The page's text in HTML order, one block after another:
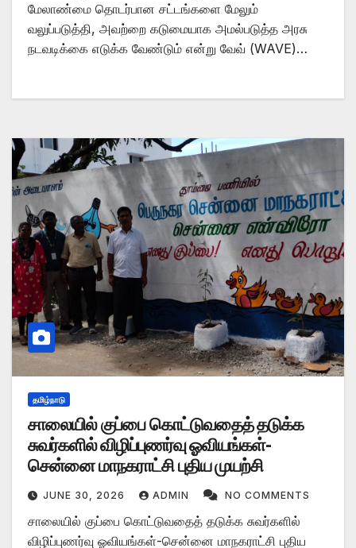
மேலாண்மை தொடர்பான சட்டங்களை மேலும்
வலுப்படுத்தி, அவற்றை கடுமையாக அமல்படுத்த அரசு
நடவடிக்கை எடுக்க வேண்டும் என்று வேவ் (WAVE)…
தமிழ்நாடு
சாலையில் குப்பை கொட்டுவதைத் தடுக்க
சுவர்களில் விழிப்புணர்வு ஓவியங்கள்-
சென்னை மாநகராட்சி புதிய முயற்சி
JUNE 30, 2026 ADMIN NO COMMENTS
சாலையில் குப்பை கொட்டுவதைத் தடுக்க சுவர்களில்
விழிப்புணர்வு ஓவியங்கள்-சென்னை மாநகராட்சி புதிய